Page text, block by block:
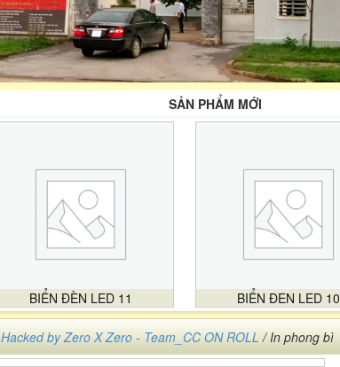
SẢN PHẨM MỚI
BIỂN ĐÈN LED 11 BIỂN ĐEN LED 10
Hacked by Zero X Zero - Team_CC ON ROLL/ In phong bì